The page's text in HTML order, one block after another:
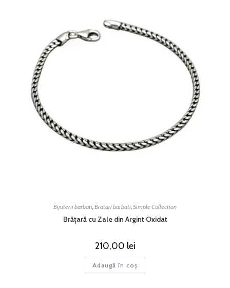
Bijuterii barbati,Bratari barbati,Simple Collection
Brățară cu Zale din Argint Oxidat
210,00 lei
Adaugă în coș